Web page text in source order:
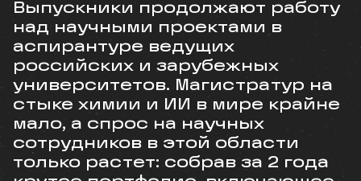
Выпускники продолжают работу
над научными проектами в
аспирантуре ведущих
российских и зарубежных
университетов. Магистратур на
стыке химии и ИИ в мире крайне
мало, а спрос на научных
сотрудников в этой области
только растет: собрав за 2 года